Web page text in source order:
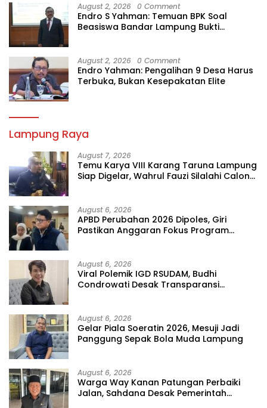
August 2, 2026 0 Comment
Endro S Yahman: Temuan BPK Soal
Beasiswa Bandar Lampung Bukti
August 2, 2026 0 Comment
Endro Yahman: Pengalihan 9 Desa Harus
Terbuka, Bukan Kesepakatan Elite
Lampung Raya
August 7, 2026
Temu Karya VIII Karang Taruna Lampung
Siap Digelar, Wahrul Fauzi Silalahi Calon
August 6, 2026
APBD Perubahan 2026 Dipoles, Giri
Pastikan Anggaran Fokus Program
August 6, 2026
Viral Polemik IGD RSUDAM, Budhi
Condrowati Desak Transparansi
August 6, 2026
Gelar Piala Soeratin 2026, Mesuji Jadi
Panggung Sepak Bola Muda Lampung
August 6, 2026
Warga Way Kanan Patungan Perbaiki
Jalan, Sahdana Desak Pemerintah